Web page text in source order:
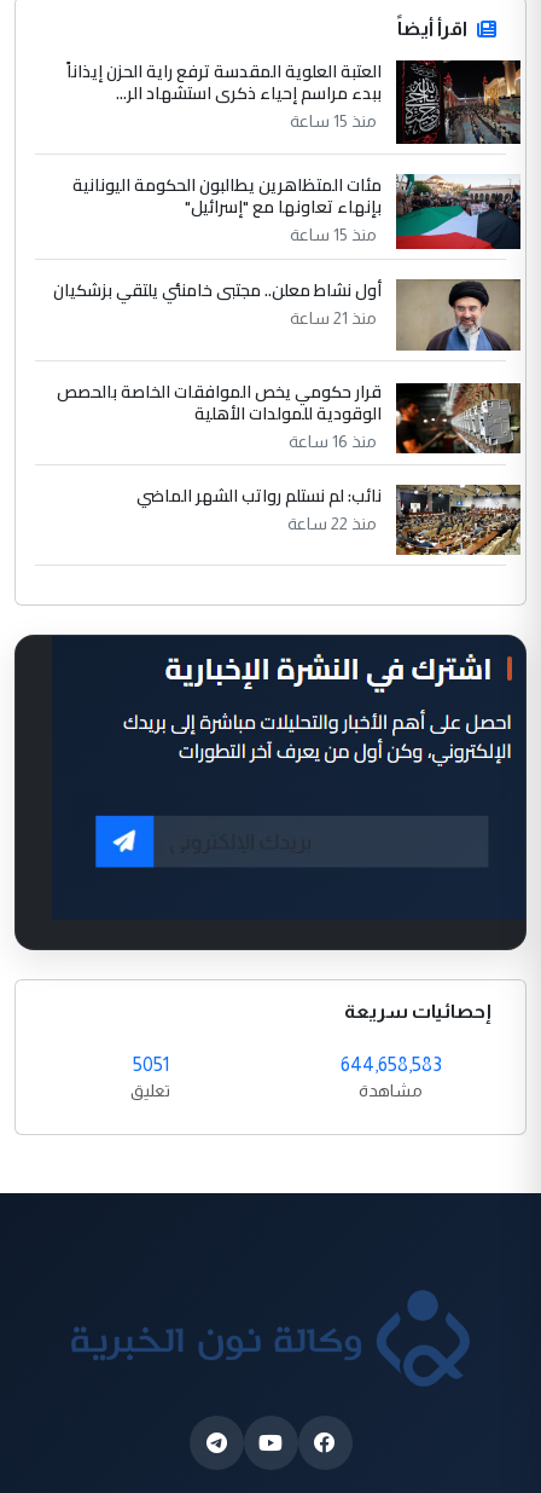
اقرأ أيضاً
العتبة العلوية المقدسة ترفع راية الحزن إيذاناً
ببدء مراسم إحياء ذكرى استشهاد الر...
منذ 15 ساعة
مئات المتظاهرين يطالبون الحكومة اليونانية
بإنهاء تعاونها مع "إسرائيل"
منذ 15 ساعة
أول نشاط معلن.. مجتبى خامنئي يلتقي بزشكيان
منذ 21 ساعة
قرار حكومي يخص الموافقات الخاصة بالحصص
الوقودية للمولدات الأهلية
منذ 16 ساعة
نائب: لم نستلم رواتب الشهر الماضي
منذ 22 ساعة
إحصائيات سريعة
644,658,583
مشاهدة
5051
تعليق